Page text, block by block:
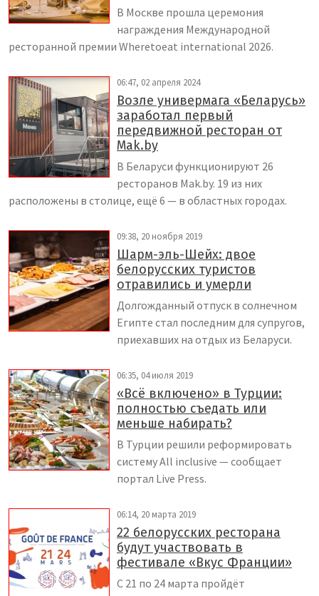
В Москве прошла церемония
награждения Международной
ресторанной премии Wheretoeat international 2026.
06:47, 02 апреля 2024
Возле универмага «Беларусь»
заработал первый
передвижной ресторан от
Mak.by
В Беларуси функционируют 26
ресторанов Mak.by. 19 из них
расположены в столице, ещё 6 — в областных городах.
09:38, 20 ноября 2019
Шарм-эль-Шейх: двое
белорусских туристов
отравились и умерли
Долгожданный отпуск в солнечном
Египте стал последним для супругов,
приехавших на отдых из Беларуси.
06:35, 04 июля 2019
«Всё включено» в Турции:
полностью съедать или
меньше набирать?
В Турции решили реформировать
систему All inclusive — сообщает
портал Live Press.
06:14, 20 марта 2019
22 белорусских ресторана
будут участвовать в
фестивале «Вкус Франции»
С 21 по 24 марта пройдёт